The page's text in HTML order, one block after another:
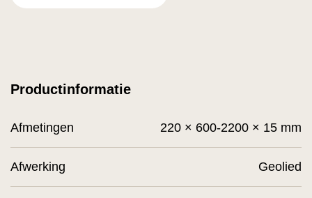
Productinformatie
Afmetingen 220 × 600-2200 × 15 mm
Afwerking Geolied